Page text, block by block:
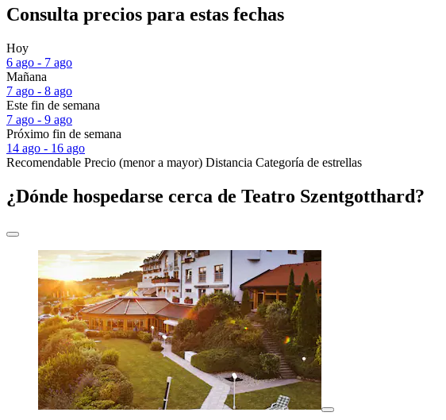
Consulta precios para estas fechas
Hoy
6 ago - 7 ago
Mañana
7 ago - 8 ago
Este fin de semana
7 ago - 9 ago
Próximo fin de semana
14 ago - 16 ago
Recomendable Precio (menor a mayor) Distancia Categoría de estrellas
¿Dónde hospedarse cerca de Teatro Szentgotthard?